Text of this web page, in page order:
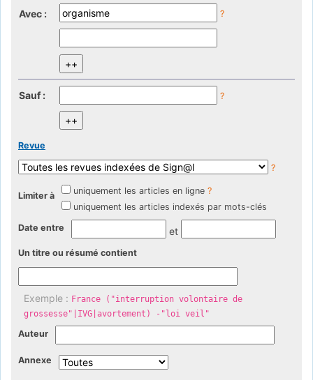
Avec :
?
Sauf : ?
Revue
?
Limiter à uniquement les articles en ligne ?
uniquement les articles indexés par mots-clés
Date entre et
Un titre ou résumé contient
Exemple : France ("interruption volontaire de
grossesse"|IVG|avortement) -"loi veil"
Auteur
Annexe